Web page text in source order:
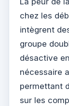
chez les
intègrent
groupe
désactive
nécessaire
permettant
sur les